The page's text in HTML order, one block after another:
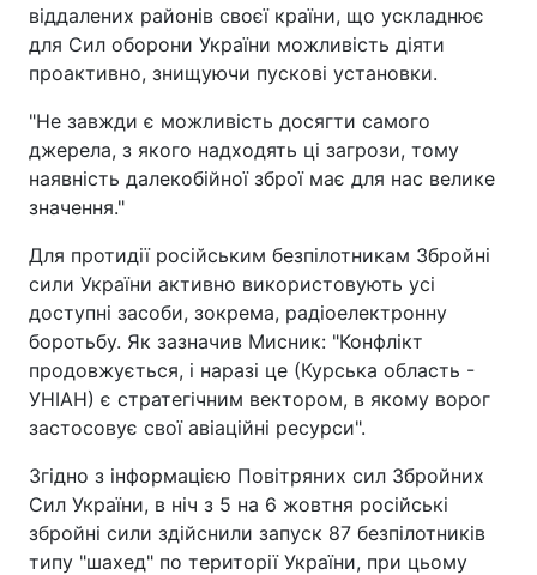
віддалених районів своєї країни, що ускладнює
для Сил оборони України можливість діяти
проактивно, знищуючи пускові установки.
"Не завжди є можливість досягти самого
джерела, з якого надходять ці загрози, тому
наявність далекобійної зброї має для нас велике
значення."
Для протидії російським безпілотникам Збройні
сили України активно використовують усі
доступні засоби, зокрема, радіоелектронну
боротьбу. Як зазначив Мисник: "Конфлікт
продовжується, і наразі це (Курська область -
УНІАН) є стратегічним вектором, в якому ворог
застосовує свої авіаційні ресурси".
Згідно з інформацією Повітряних сил Збройних
Сил України, в ніч з 5 на 6 жовтня російські
збройні сили здійснили запуск 87 безпілотників
типу "шахед" по території України, при цьому